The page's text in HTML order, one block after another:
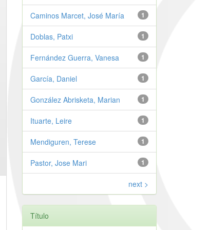
1
Caminos Marcet, José María
1
Doblas, Patxi
1
Fernández Guerra, Vanesa
1
García, Daniel
1
González Abrisketa, Marian
1
Ituarte, Leire
1
Mendiguren, Terese
1
Pastor, Jose Mari
next >
Título